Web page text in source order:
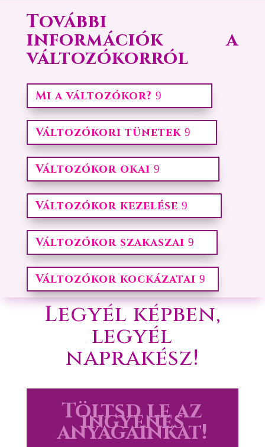
További
információk a
változókorról
Mi a változókor?
Változókori tünetek
Változókor okai
Változókor kezelése
Változókor szakaszai
Változókor kockázatai
Legyél képben,
legyél
naprakész!
Töltsd le az
ingyenes
anyagainkat!